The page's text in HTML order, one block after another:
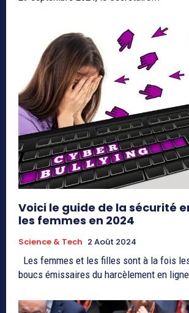
Voici le guide de la sécurité
les femmes en 2024
Science & Tech 2 Août 2024
boucs émissaires du harcèlement en